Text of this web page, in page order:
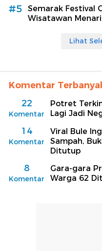
#5
Semarak Festival
Wisatawan
Lihat
Komentar
22
Komentar
Potret
Lagi Jadi
14
Komentar
Viral Bule
Sampah,
Ditutup
8
Komentar
Gara-gara
Warga 62